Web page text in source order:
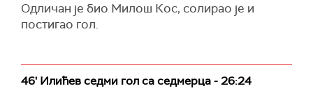
Одличан је био Милош Кос, солирао је и
постигао гол.
46' Илићев седми гол са седмерца - 26:24